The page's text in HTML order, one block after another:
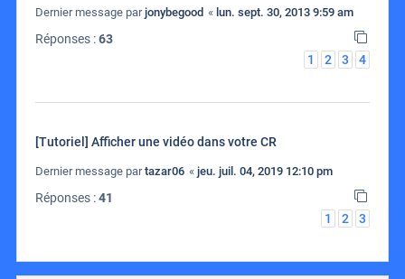
Dernier message parjonybegood « lun. sept. 30, 2013 9:59 am
Réponses :63
1
2 3 4
[Tutoriel] Afficher une vidéo dans votre CR
Dernier message partazar06 « jeu. juil. 04, 2019 12:10 pm
Réponses :41
1
2 3